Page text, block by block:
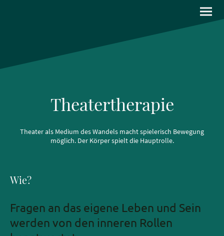
Theatertherapie
Theater als Medium des Wandels macht spielerisch Bewegung
möglich. Der Körper spielt die Hauptrolle.
Wie?
Fragen an das eigene Leben und Sein
werden von den inneren Rollen